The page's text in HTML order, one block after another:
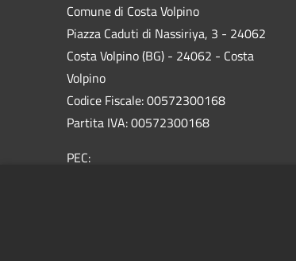
Comune di Costa Volpino
Piazza Caduti di Nassiriya, 3 - 24062
Costa Volpino (BG) - 24062 - Costa
Volpino
Codice Fiscale: 00572300168
Partita IVA: 00572300168
PEC: